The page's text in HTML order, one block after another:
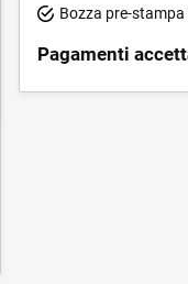
Bozza pre-stampa
Pagamenti